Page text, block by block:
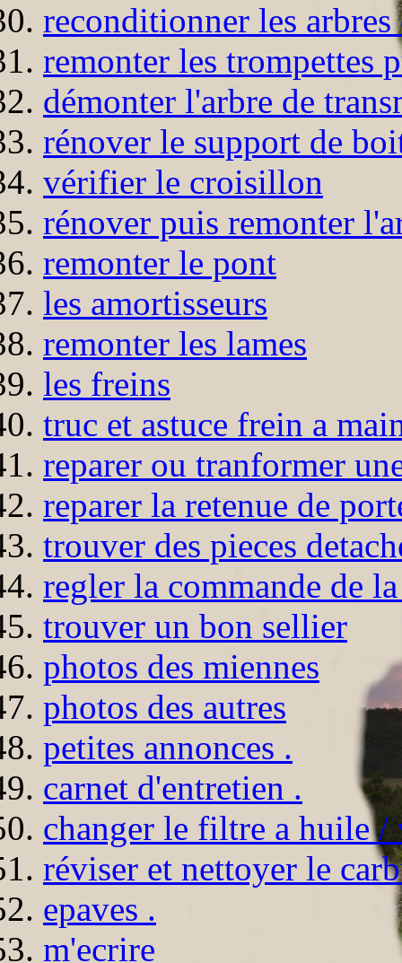
reconditionner les arbres
remonter les trompettes
démonter l'arbre de
rénover le support de
vérifier le croisillon
rénover puis remonter
remonter le pont
les amortisseurs
remonter les lames
les freins
truc et astuce frein a
reparer ou tranformer
reparer la retenue de
trouver des pieces
regler la commande de
trouver un bon sellier
photos des miennes
photos des autres
petites annonces .
carnet d'entretien .
changer le filtre a huile /
réviser et nettoyer le
epaves .
m'ecrire